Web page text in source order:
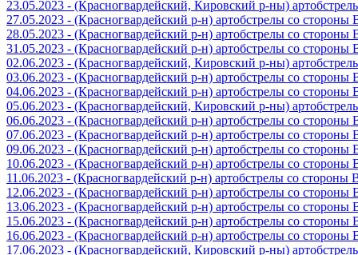
23.05.2023 - (Красногвардейский, Кировский р-ны)
27.05.2023 - (Красногвардейский р-н) артобстрелы со
28.05.2023 - (Красногвардейский р-н) артобстрелы со
31.05.2023 - (Красногвардейский р-н) артобстрелы со
02.06.2023 - (Красногвардейский, Кировский р-ны)
03.06.2023 - (Красногвардейский р-н) артобстрелы со
04.06.2023 - (Красногвардейский р-н) артобстрелы со
05.06.2023 - (Красногвардейский, Кировский р-ны)
06.06.2023 - (Красногвардейский р-н) артобстрелы со
07.06.2023 - (Красногвардейский р-н) артобстрелы со
09.06.2023 - (Красногвардейский р-н) артобстрелы со
10.06.2023 - (Красногвардейский р-н) артобстрелы со
11.06.2023 - (Красногвардейский р-н) артобстрелы со стороны
12.06.2023 - (Красногвардейский р-н) артобстрелы со
13.06.2023 - (Красногвардейский р-н) артобстрелы со
15.06.2023 - (Красногвардейский р-н) артобстрелы со
16.06.2023 - (Красногвардейский р-н) артобстрелы со
17.06.2023 - (Красногвардейский, Кировский р-ны)